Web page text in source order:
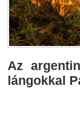
Az
lángokkal